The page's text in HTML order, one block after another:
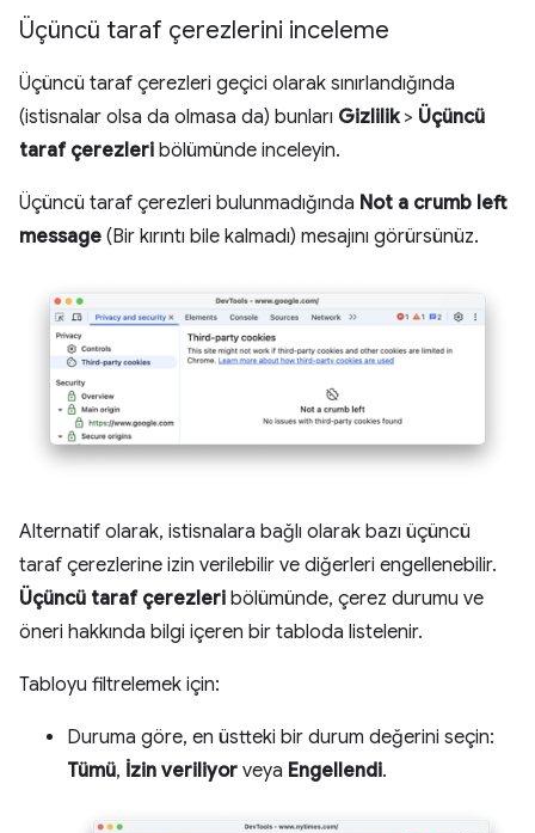
Üçüncü taraf çerezlerini inceleme
Üçüncü taraf çerezleri geçici olarak sınırlandığında
(istisnalar olsa da olmasa da) bunları Gizlilik> Üçüncü
taraf çerezleri bölümünde inceleyin.
Üçüncü taraf çerezleri bulunmadığında Not a crumb left
message (Bir kırıntı bile kalmadı) mesajını görürsünüz.
Alternatif olarak, istisnalara bağlı olarak bazı üçüncü
taraf çerezlerine izin verilebilir ve diğerleri engellenebilir.
Üçüncü taraf çerezleri bölümünde, çerez durumu ve
öneri hakkında bilgi içeren bir tabloda listelenir.
Tabloyu filtrelemek için:
Duruma göre, en üstteki bir durum değerini seçin:
Tümü, İzin veriliyor veya Engellendi.